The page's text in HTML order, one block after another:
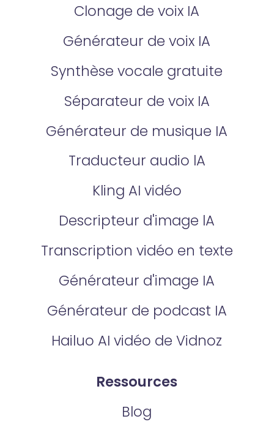
Clonage de voix IA
Générateur de voix IA
Synthèse vocale gratuite
Séparateur de voix IA
Générateur de musique IA
Traducteur audio lA
Kling AI vidéo
Descripteur d'image lA
Transcription vidéo en texte
Générateur d'image IA
Générateur de podcast IA
Hailuo AI vidéo de Vidnoz
Ressources
Blog